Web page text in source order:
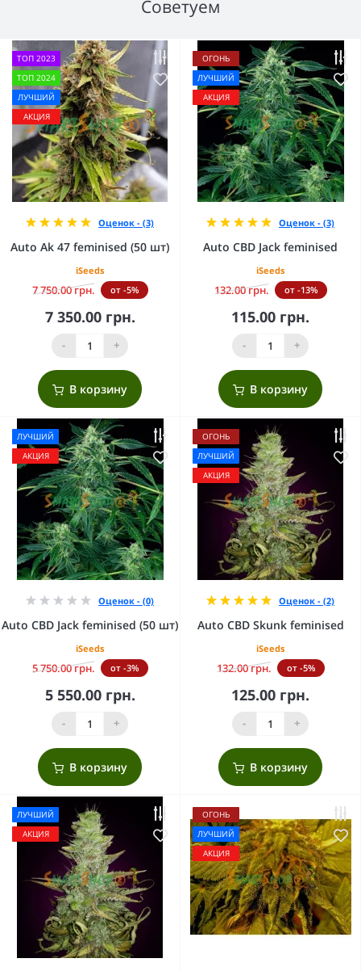
Советуем
ТОП 2023
ТОП 2024
ЛУЧШИЙ
АКЦИЯ
Оценок - (3)
Auto Ak 47 feminised (50 шт)
iSeeds
7 750.00 грн. от -5%
7 350.00 грн.
- +
В корзину
ОГОНЬ
ЛУЧШИЙ
АКЦИЯ
Оценок - (3)
Auto CBD Jack feminised
iSeeds
132.00 грн. от -13%
115.00 грн.
- +
В корзину
ЛУЧШИЙ
АКЦИЯ
Оценок - (0)
Auto CBD Jack feminised (50 шт)
iSeeds
5 750.00 грн. от -3%
5 550.00 грн.
- +
В корзину
ОГОНЬ
ЛУЧШИЙ
АКЦИЯ
Оценок - (2)
Auto CBD Skunk feminised
iSeeds
132.00 грн. от -5%
125.00 грн.
- +
В корзину
ЛУЧШИЙ
АКЦИЯ
ОГОНЬ
ЛУЧШИЙ
АКЦИЯ